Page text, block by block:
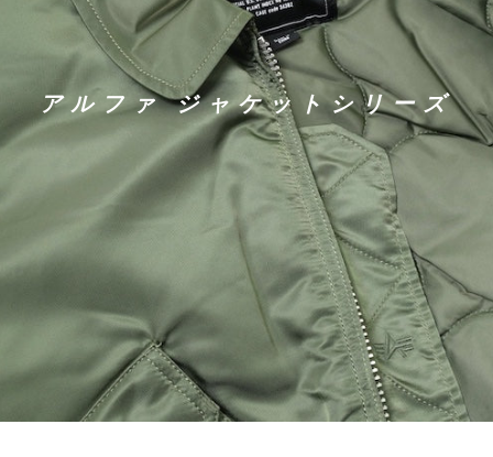
アルファ ジャケットシリーズ